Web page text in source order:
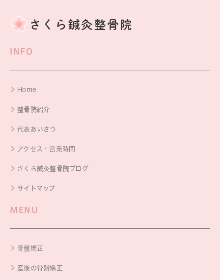
INFO
Home
整骨院紹介
代表あいさつ
アクセス・営業時間
さくら鍼灸整骨院ブログ
サイトマップ
MENU
骨盤矯正
産後の骨盤矯正